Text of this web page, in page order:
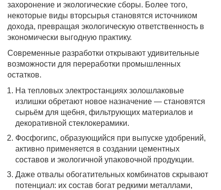
захоронение и экологические сборы. Более того,
некоторые виды вторсырья становятся источником
дохода, превращая экологическую ответственность в
экономически выгодную практику.
Современные разработки открывают удивительные
возможности для переработки промышленных
остатков.
На тепловых электростанциях золошлаковые
излишки обретают новое назначение — становятся
сырьём для щебня, фильтрующих материалов и
декоративной стеклокерамики.
Фосфогипс, образующийся при выпуске удобрений,
активно применяется в создании цементных
составов и экологичной упаковочной продукции.
Даже отвалы обогатительных комбинатов скрывают
потенциал: их состав богат редкими металлами,